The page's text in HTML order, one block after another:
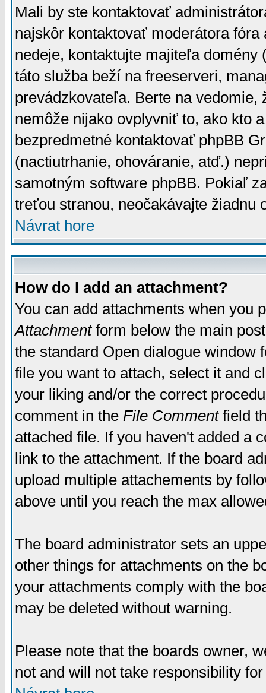
Mali by ste kontaktovať
najskôr kontaktovať moderátora
nedeje, kontaktujte majiteľa
táto služba beží na freeserveri,
prevádzkovateľa. Berte na
nemôže nijako ovplyvniť to, ako kto
bezpredmetné kontaktovať phpBB
(nactiutrhanie, ohováranie, atď.)
samotným software phpBB. Pokiaľ
treťou stranou, neočakávajte žiadnu
Návrat hore
How do I add an attachment?
You can add attachments when you
Attachmentform below the main
the standard Open dialogue window
file you want to attach, select it and
your liking and/or the correct
comment in the File Commentfield
attached file. If you haven't added a
link to the attachment. If the board
upload multiple attachements by
above until you reach the max
The board administrator sets an
other things for attachments on the
your attachments comply with the
may be deleted without warning.
Please note that the boards owner,
not and will not take responsibility